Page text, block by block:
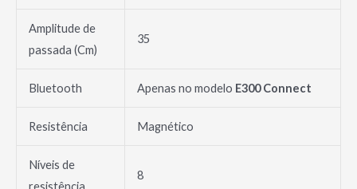
Amplitude de
passada (Cm)
35
Bluetooth Apenas no modelo E300 Connect
Resistência Magnético
Níveis de
8